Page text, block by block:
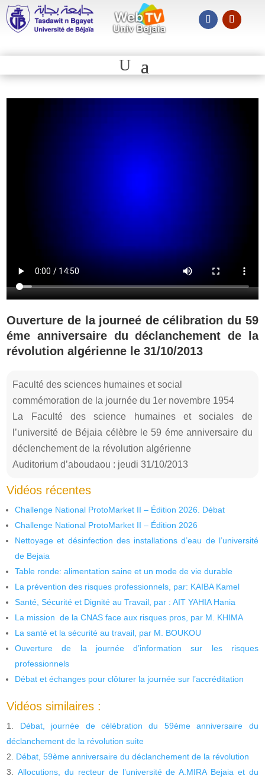
Ouverture de la journeé de célibration du 59
éme anniversaire du déclanchement de la
révolution algérienne le 31/10/2013
Faculté des sciences humaines et social
commémoration de la journée du 1er novembre 1954
La Faculté des science humaines et sociales de
l’université de Béjaia célèbre le 59 éme anniversaire du
déclenchement de la révolution algérienne
Auditorium d’aboudaou : jeudi 31/10/2013
Vidéos récentes
Challenge National ProtoMarket II – Édition 2026. Débat
Challenge National ProtoMarket II – Édition 2026
Nettoyage et désinfection des installations d’eau de l’université
de Bejaia
Table ronde: alimentation saine et un mode de vie durable
La prévention des risques professionnels, par: KAIBA Kamel
Santé, Sécurité et Dignité au Travail, par : AIT YAHIA Hania
La mission de la CNAS face aux risques pros, par M. KHIMA
La santé et la sécurité au travail, par M. BOUKOU
Ouverture de la journée d’information sur les risques
professionnels
Débat et échanges pour clôturer la journée sur l’accréditation
Vidéos similaires :
Débat, journée de célébration du 59ème anniversaire du
déclanchement de la révolution suite
Débat, 59ème anniversaire du déclanchement de la révolution
Allocutions, du recteur de l’université de A.MIRA Bejaia et du